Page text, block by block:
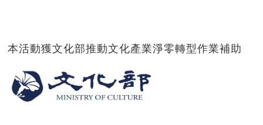
本活動獲文化部推動文化產業淨零轉型作業補助